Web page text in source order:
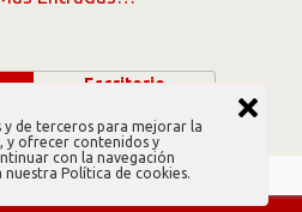
de terceros para mejorar la
y ofrecer contenidos y
con la navegación
Política de cookies.
Escritorio